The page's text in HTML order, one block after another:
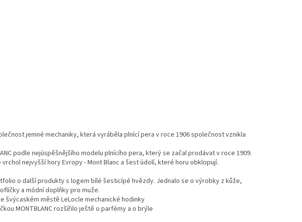
l
d
a
í
p
r
v
jemné mechaniky, která vyráběla plnící pera v roce 1906 společnost vznikla
podle nejúspěšnějšího modelu plnícího pera, který se začal prodávat v roce 1909.
nejvyšší hory Evropy - Mont Blanc a šest údolí, které horu obklopují.
o další produkty s logem bílé šesticípé hvězdy. Jednalo se o výrobky z kůže,
a módní doplňky pro muže.
švýcaském městě LeLocle mechanické hodinky
MONTBLANC rozšířilo ještě o parfémy a o brýle